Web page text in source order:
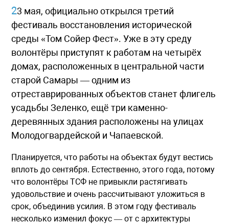
23 мая, официально открылся третий
фестиваль восстановления исторической
среды «Том Сойер Фест». Уже в эту среду
волонтёры приступят к работам на четырёх
домах, расположенных в центральной части
старой Самары — одним из
отреставрированных объектов станет флигель
усадьбы Зеленко, ещё три каменно-
деревянных здания расположены на улицах
Молодогвардейской и Чапаевской.
Планируется, что работы на объектах будут вестись
вплоть до сентября. Естественно, этого года, потому
что волонтёры ТСФ не привыкли растягивать
удовольствие и очень рассчитывают уложиться в
срок, объединив усилия. В этом году фестиваль
несколько изменил фокус — от с архитектуры